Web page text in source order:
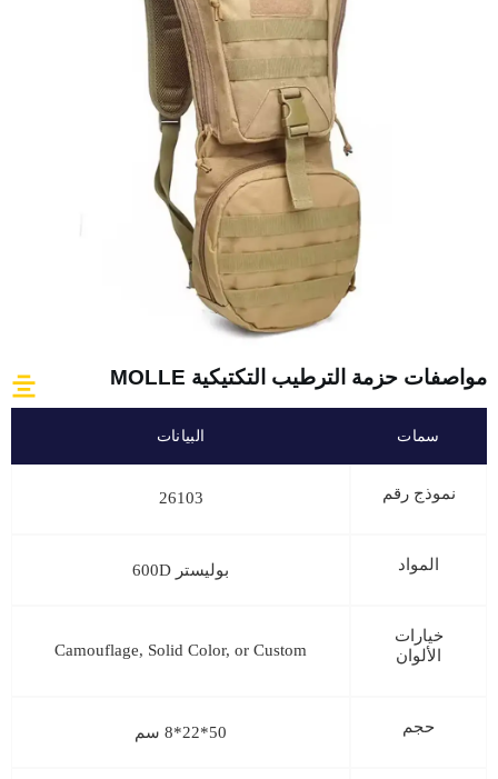
مواصفات حزمة الترطيب التكتيكية MOLLE
سمات البيانات
نموذج رقم 26103
المواد بوليستر 600D
خيارات
الألوان
Camouflage, Solid Color, or Custom
حجم 50*22*8 سم